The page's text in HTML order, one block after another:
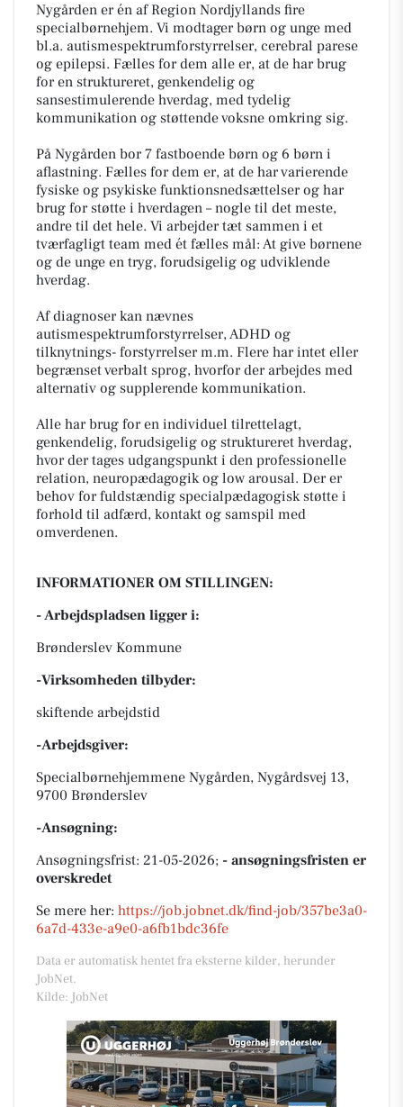
Nygården er én af Region Nordjyllands fire
specialbørnehjem. Vi modtager børn og unge med
bl.a. autismespektrumforstyrrelser, cerebral parese
og epilepsi. Fælles for dem alle er, at de har brug
for en struktureret, genkendelig og
sansestimulerende hverdag, med tydelig
kommunikation og støttende voksne omkring sig.
På Nygården bor 7 fastboende børn og 6 børn i
aflastning. Fælles for dem er, at de har varierende
fysiske og psykiske funktionsnedsættelser og har
brug for støtte i hverdagen – nogle til det meste,
andre til det hele. Vi arbejder tæt sammen i et
tværfagligt team med ét fælles mål: At give børnene
og de unge en tryg, forudsigelig og udviklende
hverdag.
Af diagnoser kan nævnes
autismespektrumforstyrrelser, ADHD og
tilknytnings- forstyrrelser m.m. Flere har intet eller
begrænset verbalt sprog, hvorfor der arbejdes med
alternativ og supplerende kommunikation.
Alle har brug for en individuel tilrettelagt,
genkendelig, forudsigelig og struktureret hverdag,
hvor der tages udgangspunkt i den professionelle
relation, neuropædagogik og low arousal. Der er
behov for fuldstændig specialpædagogisk støtte i
forhold til adfærd, kontakt og samspil med
omverdenen.
INFORMATIONER OM STILLINGEN:
- Arbejdspladsen ligger i:
Brønderslev Kommune
-Virksomheden tilbyder:
skiftende arbejdstid
-Arbejdsgiver:
Specialbørnehjemmene Nygården, Nygårdsvej 13,
9700 Brønderslev
-Ansøgning:
Ansøgningsfrist: 21-05-2026; - ansøgningsfristen er
overskredet
Se mere her: https://job.jobnet.dk/find-job/357be3a0-
6a7d-433e-a9e0-a6fb1bdc36fe
Data er automatisk hentet fra eksterne kilder, herunder
JobNet.
Kilde: JobNet